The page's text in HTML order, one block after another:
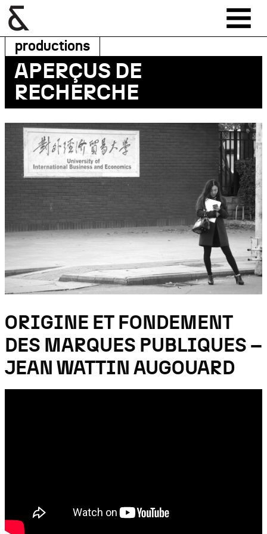
productions
APERÇUS DE
RECHERCHE
ORIGINE ET FONDEMENT
DES MARQUES PUBLIQUES –
JEAN WATTIN AUGOUARD